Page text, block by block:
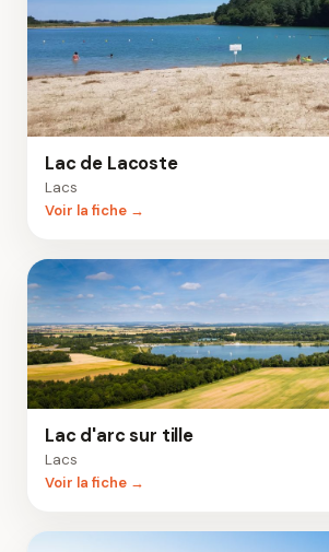
Lac de Lacoste
Lacs
Voir la fiche →
Lac d'arc sur tille
Lacs
Voir la fiche →